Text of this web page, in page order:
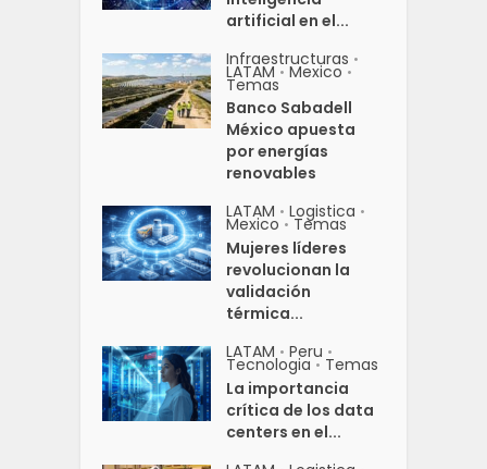
artificial en el...
Infraestructuras •
LATAM • Mexico •
Temas
Banco Sabadell
México apuesta
por energías
renovables
LATAM • Logistica •
Mexico • Temas
Mujeres líderes
revolucionan la
validación
térmica...
LATAM • Peru •
Tecnologia • Temas
La importancia
crítica de los data
centers en el...